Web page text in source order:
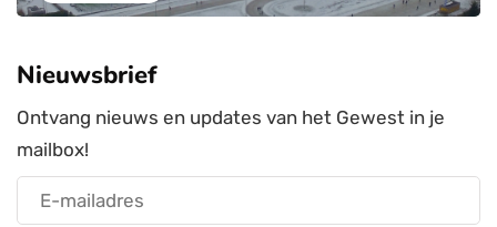
Nieuwsbrief
Ontvang nieuws en updates van het Gewest in je
mailbox!